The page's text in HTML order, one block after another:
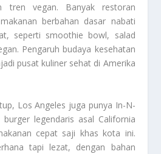
tren vegan. Banyak restoran
berbahan dasar nabati
seperti smoothie bowl, salad
Pengaruh budaya kesehatan
pusat kuliner sehat di Amerika
Los Angeles juga punya In-N-
legendaris asal California
cepat saji khas kota ini.
tapi lezat, dengan bahan